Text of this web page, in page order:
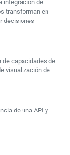
integración de
transforman en
decisiones
de capacidades de
visualización de
de una API y